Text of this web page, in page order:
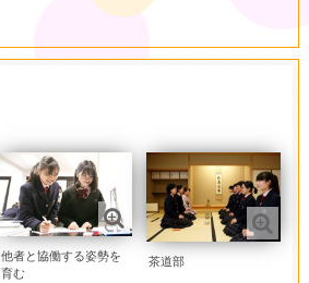
他者と協働する姿勢を
育む
茶道部